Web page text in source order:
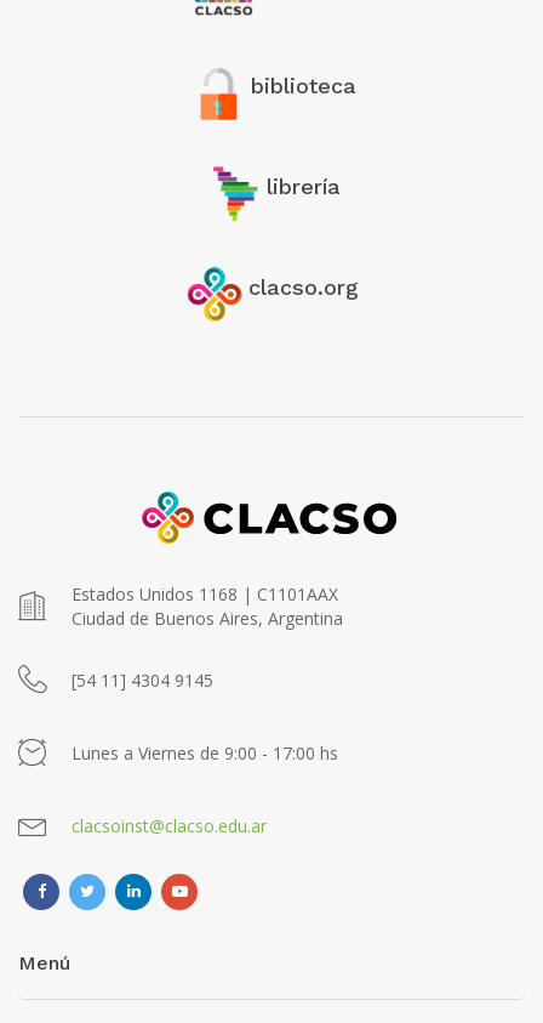
biblioteca
librería
clacso.org
Estados Unidos 1168 | C1101AAX
Ciudad de Buenos Aires, Argentina
[54 11] 4304 9145
Lunes a Viernes de 9:00 - 17:00 hs
clacsoinst@clacso.edu.ar
Menú